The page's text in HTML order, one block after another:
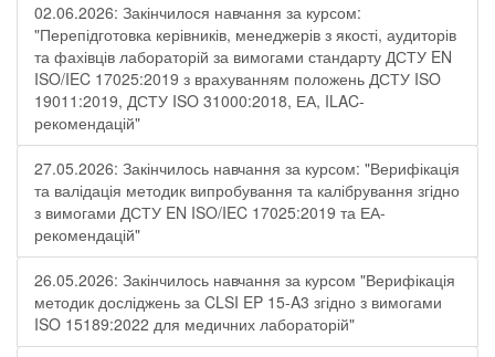
02.06.2026: Закінчилося навчання за курсом:
"Перепідготовка керівників, менеджерів з якості, аудиторів
та фахівців лабораторій за вимогами стандарту ДСТУ EN
ISO/IEC 17025:2019 з врахуванням положень ДСТУ ISO
19011:2019, ДСТУ ISO 31000:2018, ЕА, ILAC-
рекомендацій"
27.05.2026: Закінчилось навчання за курсом: "Верифікація
та валідація методик випробування та калібрування згідно
з вимогами ДСТУ EN ISO/IEC 17025:2019 та ЕА-
рекомендацій"
26.05.2026: Закінчилось навчання за курсом "Верифікація
методик досліджень за CLSI EP 15-A3 згідно з вимогами
ISO 15189:2022 для медичних лабораторій"